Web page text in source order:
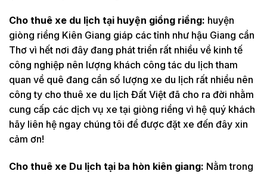
Cho thuê xe du lịch tại huyện giồng riềng: huyện
giòng riềng Kiên Giang giáp các tỉnh như hậu Giang cần
Thơ vì hết nơi đây đang phát triển rất nhiều về kinh tế
công nghiệp nên lượng khách công tác du lịch tham
quan về quê đang cần số lượng xe du lịch rất nhiều nên
công ty cho thuê xe du lịch Đất Việt đã cho ra đời nhằm
cung cấp các dịch vụ xe tại giòng riềng vì hệ quý khách
hãy liên hệ ngay chúng tôi để được đặt xe đến đây xin
cảm ơn!
Cho thuê xe Du lịch tại ba hòn kiên giang: Nằm trong